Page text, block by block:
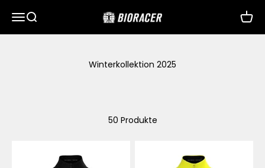
MenüSuche Bioracer
Winterkollektion 2025
50 Produkte